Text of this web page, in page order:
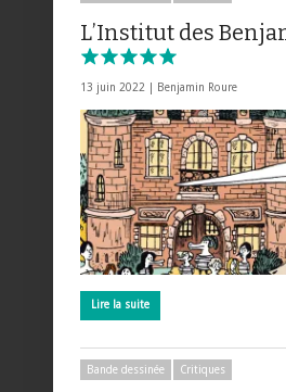
L’Institut des
13 juin 2022 | Benjamin Roure
Lire la suite
Bande dessinée Critiques